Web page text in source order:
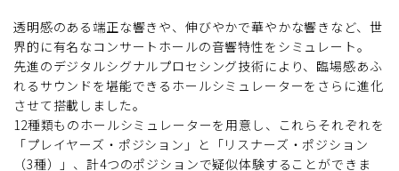
透明感のある端正な響きや、伸びやかで華やかな響きなど、世
界的に有名なコンサートホールの音響特性をシミュレート。
先進のデジタルシグナルプロセシング技術により、臨場感あふ
れるサウンドを堪能できるホールシミュレーターをさらに進化
させて搭載しました。
12種類ものホールシミュレーターを用意し、これらそれぞれを
「プレイヤーズ・ポジション」と「リスナーズ・ポジション
（3種）」、計4つのポジションで疑似体験することができま